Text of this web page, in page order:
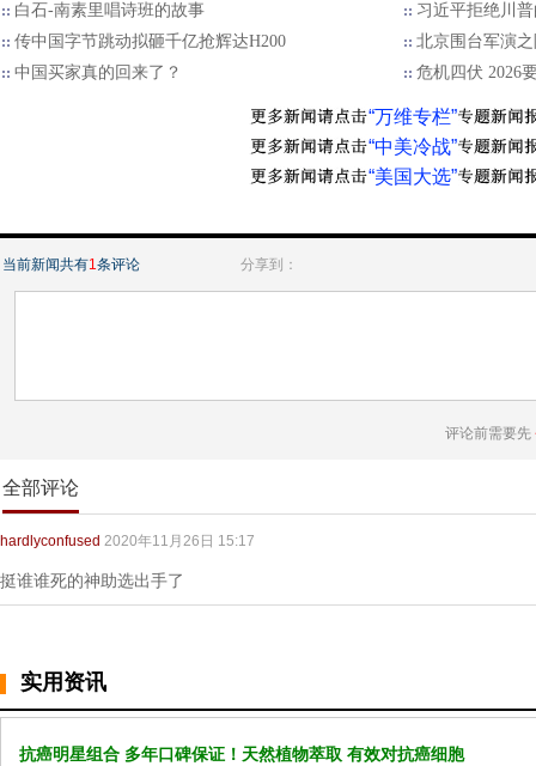
白石-南素里唱诗班的故事
习近平拒绝川普
传中国字节跳动拟砸千亿抢辉达H200
北京围台军演
中国买家真的回来了？
危机四伏 2026
“万维专栏”
“中美冷战”
“美国大选”
当前新闻共有1条评论 分享到：
评论前需要先
全部评论
hardlyconfused 2020年11月26日 15:17
挺谁谁死的神助选出手了
实用资讯
抗癌明星组合 多年口碑保证！天然植物萃取 有效对抗癌细胞